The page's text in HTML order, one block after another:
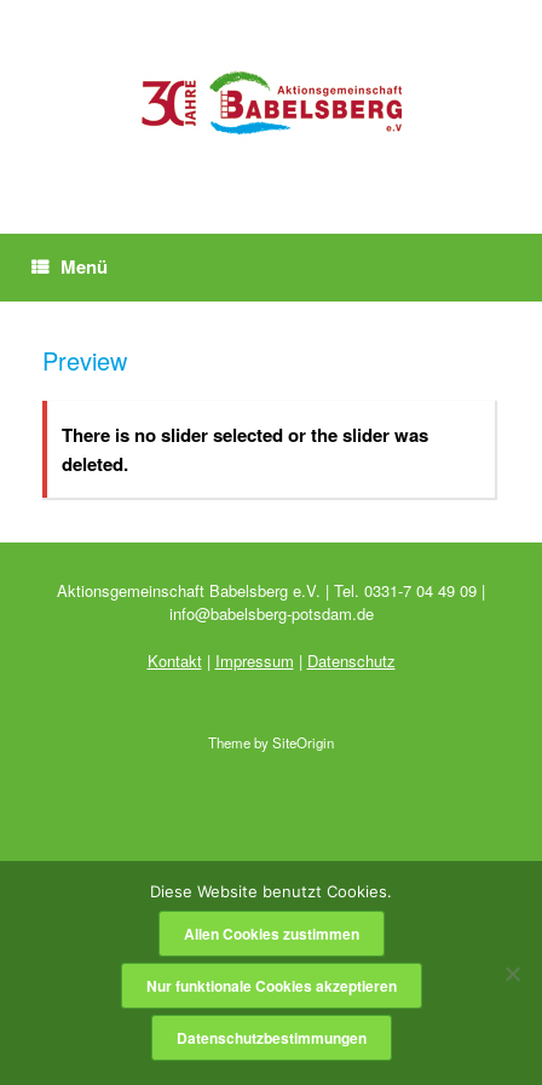
Menü
Preview
There is no slider selected or the slider was
deleted.
Aktionsgemeinschaft Babelsberg e.V. | Tel. 0331-7 04 49 09 |
info@babelsberg-potsdam.de
Kontakt| Impressum | Datenschutz
Theme bySiteOrigin
Diese Website benutzt Cookies.
Allen Cookies zustimmen
Nur funktionale Cookies akzeptieren
Datenschutzbestimmungen